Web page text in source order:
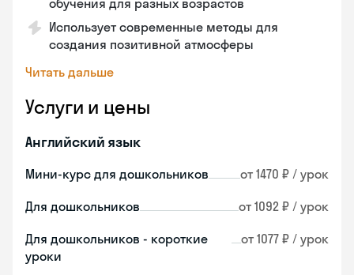
обучения для разных возрастов
Использует современные методы для
создания позитивной атмосферы
Читать дальше
Услуги и цены
Английский язык
Мини-курс для дошкольников от 1470 ₽ / урок
Для дошкольников от 1092 ₽ / урок
Для дошкольников - короткие
уроки
от 1077 ₽ / урок